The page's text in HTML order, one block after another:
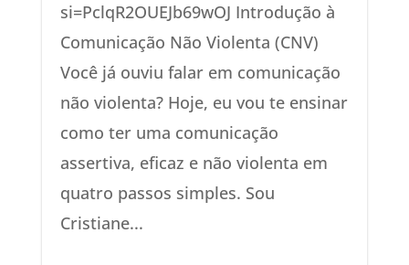
si=PclqR2OUEJb69wOJ Introdução à
Comunicação Não Violenta (CNV)
Você já ouviu falar em comunicação
não violenta? Hoje, eu vou te ensinar
como ter uma comunicação
assertiva, eficaz e não violenta em
quatro passos simples. Sou
Cristiane...